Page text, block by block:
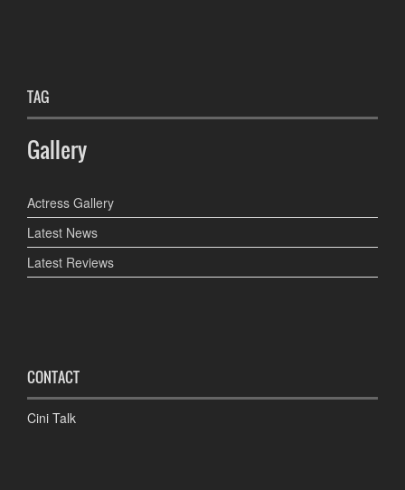
TAG
Gallery
Actress Gallery
Latest News
Latest Reviews
CONTACT
Cini Talk